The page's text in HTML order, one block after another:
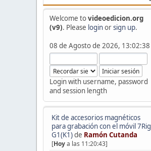
Welcome tovideoedicion.org
(v9). Please loginorsign up.
08 de Agosto de 2026, 13:02:38
Login with username, password
and session length
Kit de accesorios magnéticos
para grabación con el móvil 7Rig
G1(K1)de Ramón Cutanda
[Hoya las 11:20:43]